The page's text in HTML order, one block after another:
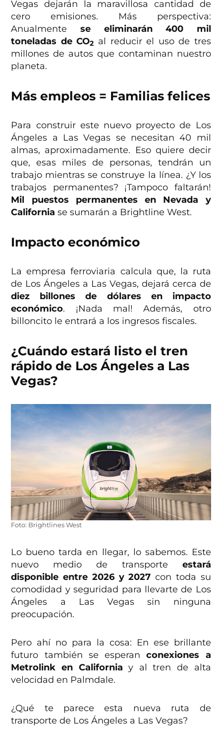
Vegas dejarán la maravillosa cantidad de
cero emisiones. Más perspectiva:
Anualmente se eliminarán 400 mil
toneladas de CO2
al reducir el uso de tres
millones de autos que contaminan nuestro
planeta.
Más empleos = Familias felices
Para construir este nuevo proyecto de Los
Ángeles a Las Vegas se necesitan 40 mil
almas, aproximadamente. Eso quiere decir
que, esas miles de personas, tendrán un
trabajo mientras se construye la línea. ¿Y los
trabajos permanentes? ¡Tampoco faltarán!
Mil puestos permanentes en Nevada y
California se sumarán a Brightline West.
Impacto económico
La empresa ferroviaria calcula que, la ruta
de Los Ángeles a Las Vegas, dejará cerca de
diez billones de dólares en impacto
económico. ¡Nada mal! Además, otro
billoncito le entrará a los ingresos fiscales.
¿Cuándo estará listo el tren
rápido de Los Ángeles a Las
Vegas?
Foto: Brightlines West
Lo bueno tarda en llegar, lo sabemos. Este
nuevo medio de transporte estará
disponible entre 2026 y 2027 con toda su
comodidad y seguridad para llevarte de Los
Ángeles a Las Vegas sin ninguna
preocupación.
Pero ahí no para la cosa: En ese brillante
futuro también se esperanconexiones a
Metrolink en California y al tren de alta
velocidad en Palmdale.
¿Qué te parece esta nueva ruta de
transporte de Los Ángeles a Las Vegas?